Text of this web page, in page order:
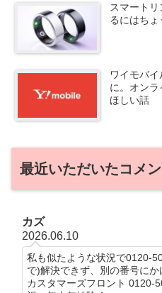
スマート
るにはちょ
ワイモバイ
に。オン
ほしい話
最近いただいたコメン
カズ
2026.06.10
私も似たような状況で0120-
で)解決できず、別の番号に
カスタマーズフロント 0120-